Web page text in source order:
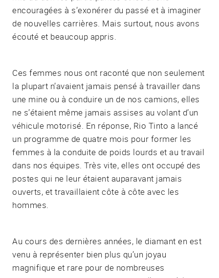
encouragées à s’exonérer du passé et à imaginer
de nouvelles carrières. Mais surtout, nous avons
écouté et beaucoup appris.
Ces femmes nous ont raconté que non seulement
la plupart n’avaient jamais pensé à travailler dans
une mine ou à conduire un de nos camions, elles
ne s’étaient même jamais assises au volant d’un
véhicule motorisé. En réponse, Rio Tinto a lancé
un programme de quatre mois pour former les
femmes à la conduite de poids lourds et au travail
dans nos équipes. Très vite, elles ont occupé des
postes qui ne leur étaient auparavant jamais
ouverts, et travaillaient côte à côte avec les
hommes.
Au cours des dernières années, le diamant en est
venu à représenter bien plus qu’un joyau
magnifique et rare pour de nombreuses